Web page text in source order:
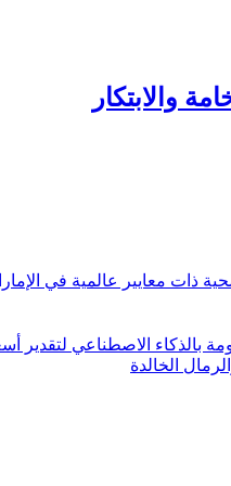
والابتكار
ذات معايير عالمية في
بالذكاء الاصطناعي لتقدير